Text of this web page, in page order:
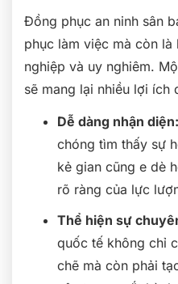
Đồng phục an ninh sân
phục làm việc mà còn
nghiệp và uy nghiêm.
sẽ mang lại nhiều lợi ích
Dễ dàng nhận diện:
chóng tìm thấy sự
kẻ gian cũng e dè
rõ ràng của lực
Thể hiện sự
quốc tế không chỉ
chẽ mà còn phải